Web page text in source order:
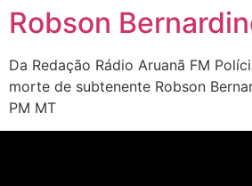
Robson
Da Redação Rádio Aruanã FM
morte de subtenente Robson
PM MT